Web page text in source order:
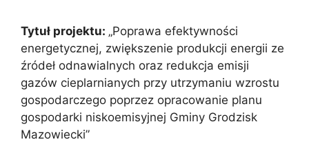
Tytuł projektu: „Poprawa efektywności
energetycznej, zwiększenie produkcji energii ze
źródeł odnawialnych oraz redukcja emisji
gazów cieplarnianych przy utrzymaniu wzrostu
gospodarczego poprzez opracowanie planu
gospodarki niskoemisyjnej Gminy Grodzisk
Mazowiecki”